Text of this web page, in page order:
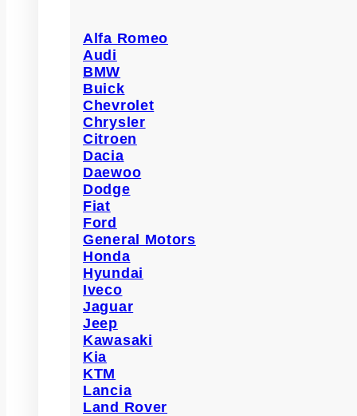
Alfa Romeo
Audi
BMW
Buick
Chevrolet
Chrysler
Citroen
Dacia
Daewoo
Dodge
Fiat
Ford
General Motors
Honda
Hyundai
Iveco
Jaguar
Jeep
Kawasaki
Kia
KTM
Lancia
Land Rover